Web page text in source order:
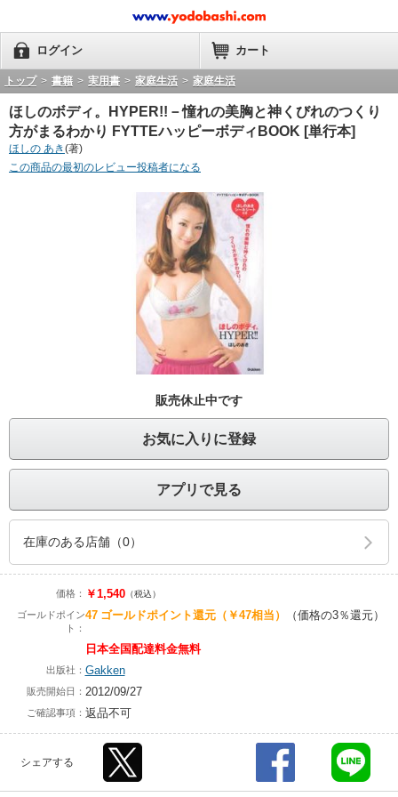
ログイン カート
トップ > 書籍 > 実用書 > 家庭生活 > 家庭生活
ほしのボディ。HYPER!!－憧れの美胸と神くびれのつくり
方がまるわかり FYTTEハッピーボディBOOK [単行本]
ほしの あき(著)
この商品の最初のレビュー投稿者になる
販売休止中です
お気に入りに登録
アプリで見る
在庫のある店舗（0）
価格： ￥1,540（税込）
ゴールドポイン
ト：
47 ゴールドポイント還元（￥47相当） （価格の3％還元）
日本全国配達料金無料
出版社： Gakken
販売開始日： 2012/09/27
ご確認事項： 返品不可
シェアする